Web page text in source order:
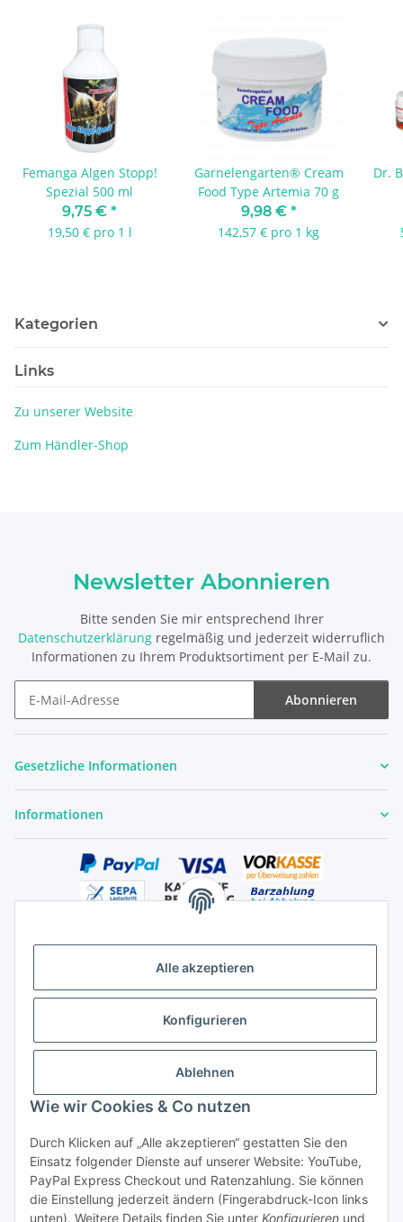
Alle akzeptieren
Konfigurieren
Ablehnen
Wie wir Cookies & Co nutzen
Durch Klicken auf „Alle akzeptieren“ gestatten Sie den
Einsatz folgender Dienste auf unserer Website: YouTube,
PayPal Express Checkout und Ratenzahlung. Sie können
die Einstellung jederzeit ändern (Fingerabdruck-Icon links
unten). Weitere Details finden Sie unter Konfigurieren und
Femanga Algen Stopp!
Spezial 500 ml
9,75 € *
19,50 € pro 1 l
Garnelengarten® Cream
Food Type Artemia 70 g
9,98 € *
142,57 € pro 1 kg
Dr.
Kategorien
Links
Zu unserer Website
Zum Händler-Shop
Newsletter Abonnieren
Bitte senden Sie mir entsprechend Ihrer
Datenschutzerklärung regelmäßig und jederzeit widerruflich
Informationen zu Ihrem Produktsortiment per E-Mail zu.
Abonnieren
Gesetzliche Informationen
Informationen
Vertrag widerrufen